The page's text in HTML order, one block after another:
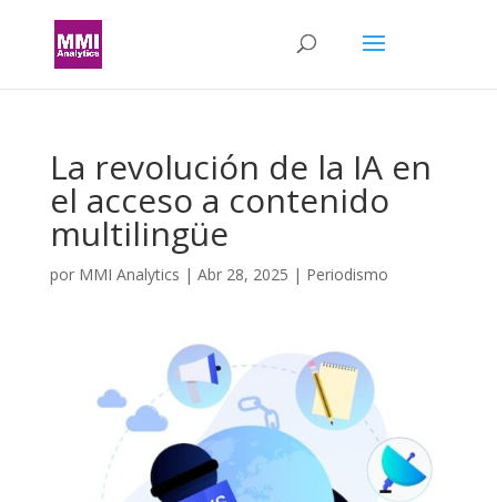
La revolución de la IA en
el acceso a contenido
multilingüe
por MMI Analytics | Abr 28, 2025 | Periodismo